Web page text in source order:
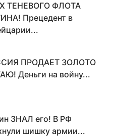
ТЕНЕВОГО ФЛОТА
Прецедент в
ПРОДАЕТ ЗОЛОТО
Деньги на войну...
ЗНАЛ его! В РФ
шишку армии...